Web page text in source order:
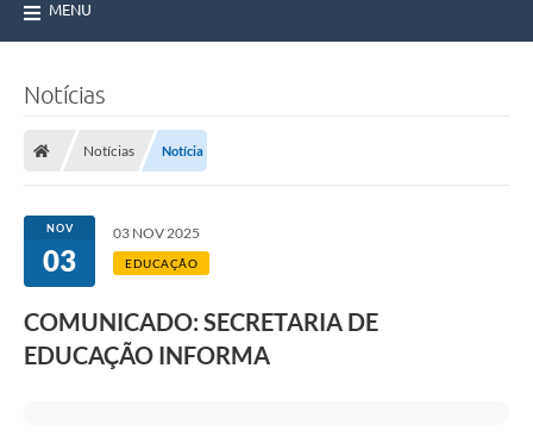
MENU
Notícias
Notícias Notícia
NOV
03
03 NOV 2025
EDUCAÇÃO
COMUNICADO: SECRETARIA DE
EDUCAÇÃO INFORMA